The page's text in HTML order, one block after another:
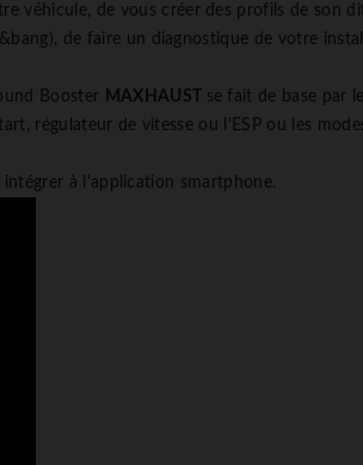
véhicule, de vous créer des profils de son
de faire un diagnostique de votre
Booster MAXHAUST
se fait de base par
régulateur de vitesse ou l'ESP ou les
à l'application smartphone.